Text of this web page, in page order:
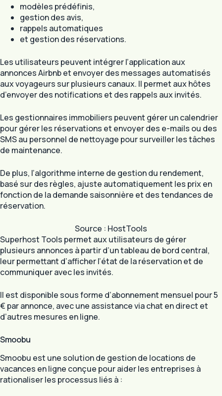
modèles prédéfinis,
gestion des avis,
rappels automatiques
et gestion des réservations.
Les utilisateurs peuvent intégrer l’application aux
annonces Airbnb et envoyer des messages automatisés
aux voyageurs sur plusieurs canaux. Il permet aux hôtes
d’envoyer des notifications et des rappels aux invités.
Les gestionnaires immobiliers peuvent gérer un calendrier
pour gérer les réservations et envoyer des e-mails ou des
SMS au personnel de nettoyage pour surveiller les tâches
de maintenance.
De plus, l’algorithme interne de gestion du rendement,
basé sur des règles, ajuste automatiquement les prix en
fonction de la demande saisonnière et des tendances de
réservation.
Source : HostTools
Superhost Tools permet aux utilisateurs de gérer
plusieurs annonces à partir d’un tableau de bord central,
leur permettant d’afficher l’état de la réservation et de
communiquer avec les invités.
Il est disponible sous forme d’abonnement mensuel pour 5
€ par annonce, avec une assistance via chat en direct et
d’autres mesures en ligne.
Smoobu
Smoobu est une solution de gestion de locations de
vacances en ligne conçue pour aider les entreprises à
rationaliser les processus liés à :